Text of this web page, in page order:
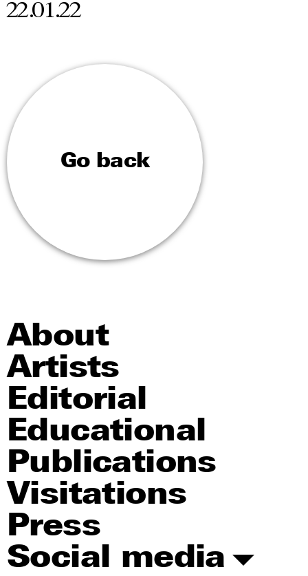
22.01.22
Go back
About
Artists
Editorial
Educational
Publications
Visitations
Press
Social media